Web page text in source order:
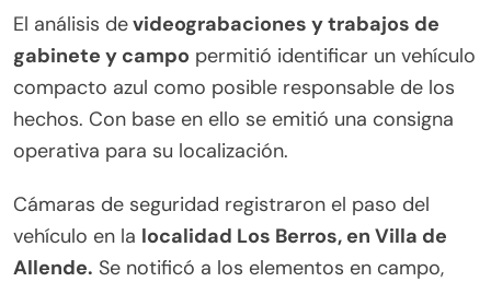
El análisis devideograbaciones y trabajos de
gabinete y campo permitió identificar un vehículo
compacto azul como posible responsable de los
hechos. Con base en ello se emitió una consigna
operativa para su localización.
Cámaras de seguridad registraron el paso del
vehículo en la localidad Los Berros, en Villa de
Allende. Se notificó a los elementos en campo,